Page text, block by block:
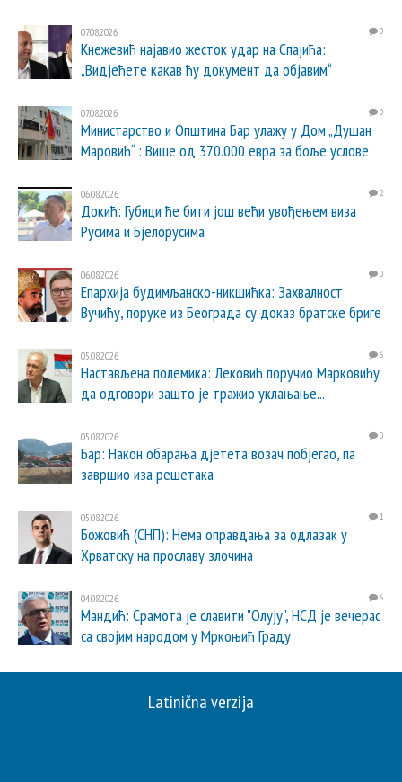
07.08.2026. 0
Кнежевић најавио жесток удар на Спајића:
„Видјећете какав ћу документ да објавим“
07.08.2026. 0
Министарство и Општина Бар улажу у Дом „Душан
Маровић“ : Више од 370.000 евра за боље услове
06.08.2026. 2
Докић: Губици ће бити још већи увођењем виза
Русима и Бјелорусима
06.08.2026. 0
Епархија будимљанско-никшићка: Захвалност
Вучићу, поруке из Београда су доказ братске бриге
05.08.2026. 6
Настављена полемика: Лековић поручио Марковићу
да одговори зашто је тражио уклањање...
05.08.2026. 0
Бар: Након обарања дјетета возач побјегао, па
завршио иза решетака
05.08.2026. 1
Божовић (СНП): Нема оправдања за одлазак у
Хрватску на прославу злочина
04.08.2026. 6
Мандић: Срамота је славити "Олују", НСД је вечерас
са својим народом у Мркоњић Граду
Latinična verzija